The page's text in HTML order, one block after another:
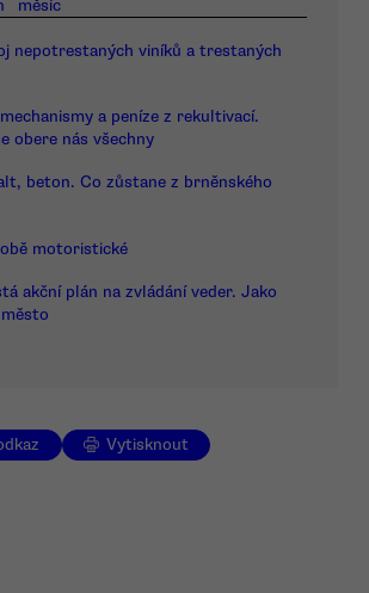
měsíc
nepotrestaných viníků a trestaných
a peníze z rekultivací.
obere nás všechny
beton. Co zůstane z brněnského
motoristické
akční plán na zvládání veder. Jako
Vytisknout